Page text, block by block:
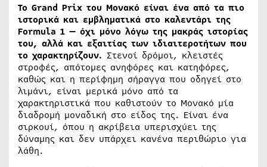
Το Grand Prix του Μονακό είναι ένα από τα πιο
ιστορικά και εμβληματικά στο καλεντάρι της
Formula 1 — όχι μόνο λόγω της μακράς ιστορίας
του, αλλά και εξαιτίας των ιδιαιτεροτήτων που
το χαρακτηρίζουν. Στενοί δρόμοι, κλειστές
στροφές, απότομες ανηφόρες και κατηφόρες,
καθώς και η περίφημη σήραγγα που οδηγεί στο
λιμάνι, είναι μερικά μόνο από τα
χαρακτηριστικά που καθιστούν το Μονακό μία
διαδρομή μοναδική στο είδος της. Είναι ένα
σιρκουί, όπου η ακρίβεια υπερισχύει της
δύναμης και δεν υπάρχει κανένα περιθώριο για
λάθη.